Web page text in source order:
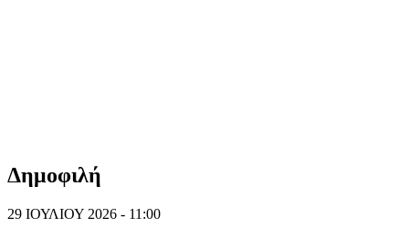
Δημοφιλή
29 ΙΟΥΛΙΟΥ 2026 - 11:00